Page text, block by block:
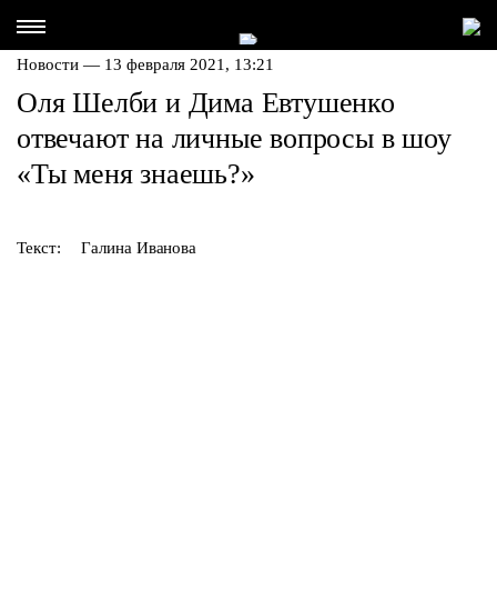
Новости — 13 февраля 2021, 13:21
Оля Шелби и Дима Евтушенко
отвечают на личные вопросы в шоу
«Ты меня знаешь?»
Текст: Галина Иванова